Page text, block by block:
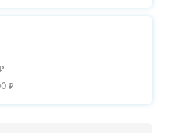
₽